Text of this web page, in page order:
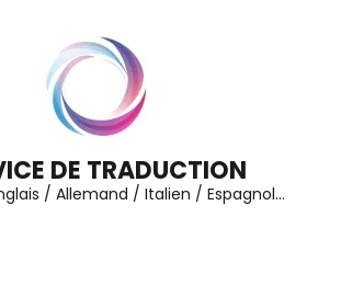
DE TRADUCTION
/ Allemand / Italien / Espagnol…